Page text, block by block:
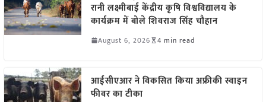
रानी लक्ष्मीबाई केंद्रीय कृषि विश्वविद्यालय के
कार्यक्रम में बोले शिवराज सिंह चौहान
August 6, 2026 4 min read
आईसीएआर ने विकसित किया अफ्रीकी स्वाइन
फीवर का टीका